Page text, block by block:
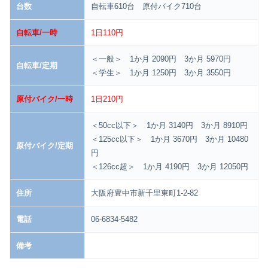
台数 自転車610台 原付バイク710台
自転車/一時 1日110円
自転車/定期
＜一般＞ 1か月 2090円 3か月 5970円
＜学生＞ 1か月 1250円 3か月 3550円
原付バイク/一時 1日210円
原付バイク/定期
＜50cc以下＞ 1か月 3140円 3か月 8910円
＜125cc以下＞ 1か月 3670円 3か月 10480
円
＜126cc超＞ 1か月 4190円 3か月 12050円
住所 大阪府豊中市新千里東町1-2-82
電話 06-6834-5482
備考